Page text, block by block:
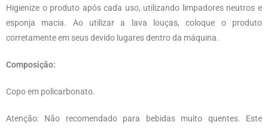
Higienize o produto após cada uso, utilizando limpadores neutros e
esponja macia. Ao utilizar a lava louças, coloque o produto
corretamente em seus devido lugares dentro da máquina.
Composição:
Copo em policarbonato.
Atenção: Não recomendado para bebidas muito quentes. Este